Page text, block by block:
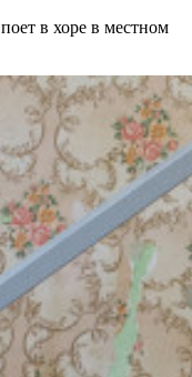
в хоре в местном